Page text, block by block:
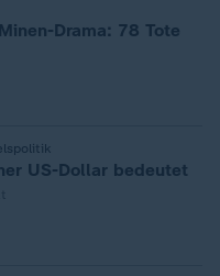
Drama: 78 Tote
US-Dollar bedeutet